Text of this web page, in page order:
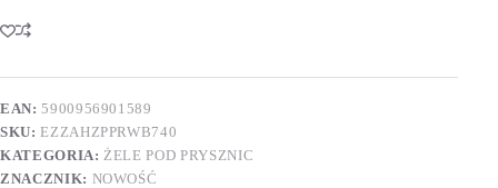
kremowy
róża
wanilia
bergamotka,
740
ml
t
r
a
t
i
v
EAN:5900956901589
SKU:EZZAHZPPRWB740
KATEGORIA: ŻELE POD PRYSZNIC
ZNACZNIK: NOWOŚĆ